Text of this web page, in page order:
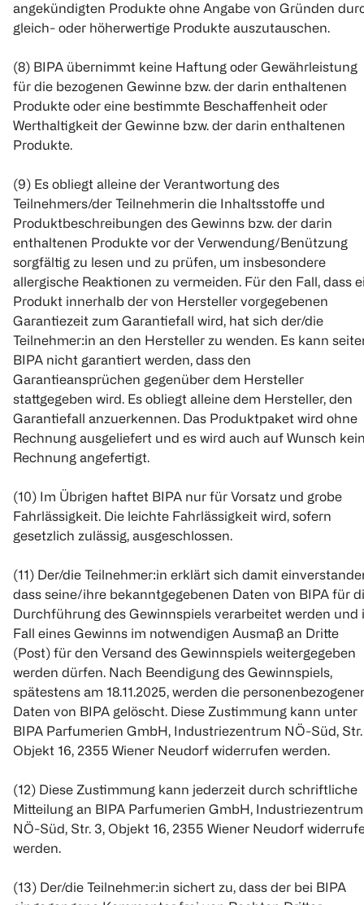
angekündigten Produkte ohne Angabe von Gründen
gleich- oder höherwertige Produkte auszutauschen.
(8) BIPA übernimmt keine Haftung oder Gewährleistung
für die bezogenen Gewinne bzw. der darin enthaltenen
Produkte oder eine bestimmte Beschaffenheit oder
Werthaltigkeit der Gewinne bzw. der darin enthaltenen
Produkte.
(9) Es obliegt alleine der Verantwortung des
Teilnehmers/der Teilnehmerin die Inhaltsstoffe und
Produktbeschreibungen des Gewinns bzw. der darin
enthaltenen Produkte vor der Verwendung/Benützung
sorgfältig zu lesen und zu prüfen, um insbesondere
allergische Reaktionen zu vermeiden. Für den Fall, dass
Produkt innerhalb der von Hersteller vorgegebenen
Garantiezeit zum Garantiefall wird, hat sich der/die
Teilnehmer:in an den Hersteller zu wenden. Es kann
BIPA nicht garantiert werden, dass den
Garantieansprüchen gegenüber dem Hersteller
stattgegeben wird. Es obliegt alleine dem Hersteller, den
Garantiefall anzuerkennen. Das Produktpaket wird ohne
Rechnung ausgeliefert und es wird auch auf Wunsch
Rechnung angefertigt.
(10) Im Übrigen haftet BIPA nur für Vorsatz und grobe
Fahrlässigkeit. Die leichte Fahrlässigkeit wird, sofern
gesetzlich zulässig, ausgeschlossen.
(11) Der/die Teilnehmer:in erklärt sich damit
dass seine/ihre bekanntgegebenen Daten von BIPA für
Durchführung des Gewinnspiels verarbeitet werden und
Fall eines Gewinns im notwendigen Ausmaß an Dritte
(Post) für den Versand des Gewinnspiels weitergegeben
werden dürfen. Nach Beendigung des Gewinnspiels,
spätestens am 18.11.2025, werden die
Daten von BIPA gelöscht. Diese Zustimmung kann unter
BIPA Parfumerien GmbH, Industriezentrum NÖ-Süd, Str.
Objekt 16, 2355 Wiener Neudorf widerrufen werden.
(12) Diese Zustimmung kann jederzeit durch schriftliche
Mitteilung an BIPA Parfumerien GmbH, Industriezentrum
NÖ-Süd, Str. 3, Objekt 16, 2355 Wiener Neudorf
werden.
(13) Der/die Teilnehmer:in sichert zu, dass der bei BIPA